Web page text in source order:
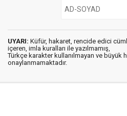
UYARI: Küfür, hakaret, rencide edici
içeren, imla kuralları ile yazılmamış,
Türkçe karakter kullanılmayan ve büyük
onaylanmamaktadır.